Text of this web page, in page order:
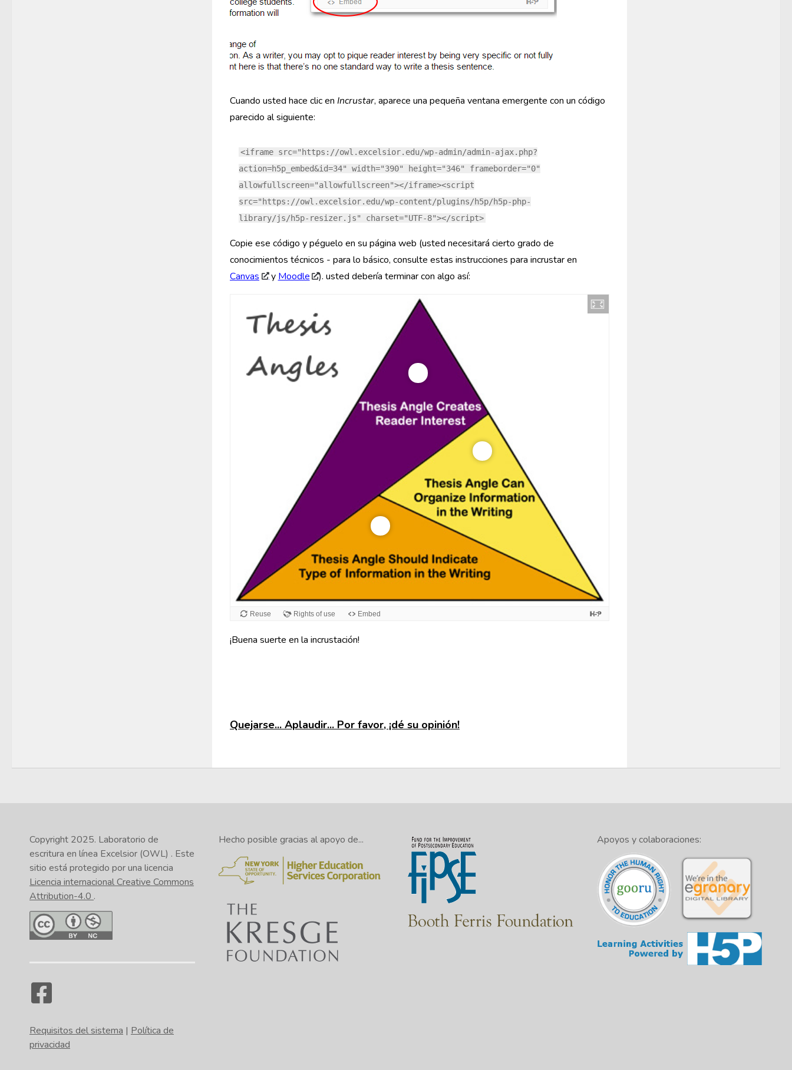
Cuando usted hace clic en Incrustar, aparece una pequeña ventana emergente con un código
parecido al siguiente:
<iframe src="https://owl.excelsior.edu/wp-admin/admin-ajax.php?
action=h5p_embed&id=34" width="390" height="346" frameborder="0"
allowfullscreen="allowfullscreen"></iframe><script
src="https://owl.excelsior.edu/wp-content/plugins/h5p/h5p-php-
library/js/h5p-resizer.js" charset="UTF-8"></script>
Copie ese código y péguelo en su página web (usted necesitará cierto grado de
conocimientos técnicos - para lo básico, consulte estas instrucciones para incrustar en
Canvas
y Moodle ). usted debería terminar con algo así:
¡Buena suerte en la incrustación!
Quejarse... Aplaudir... Por favor, ¡dé su opinión!
Copyright 2025. Laboratorio de
escritura en línea Excelsior (OWL) . Este
sitio está protegido por una licencia
Licencia internacional Creative Commons
Attribution-4.0 .
Requisitos del sistema | Política de
privacidad
Hecho posible gracias al apoyo de... Apoyos y colaboraciones: